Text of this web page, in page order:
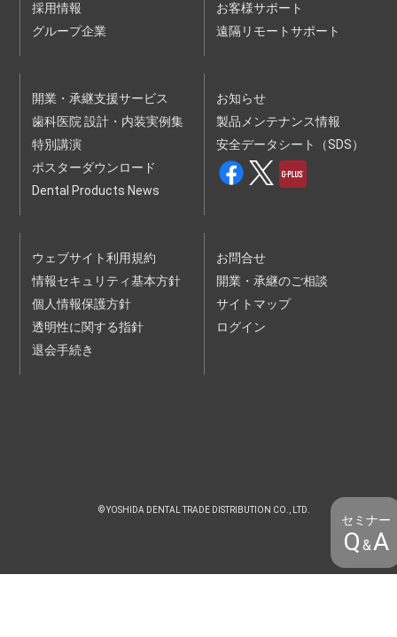
３ 第１項の受講登録に際し、当社はお客様に確認のため連絡
４ 当社は、お客様の申込順に受講登録を行いますが、お客様
ウェブサイトに掲載されます。
６ 当社は、以下の各号のいずれかに該当する申込について
は、承諾をしないことがあります。
（２）過去に本規約の違反等を理由として本サービスの提供停
止、本セミナー等利用契約の解除等の処分を受けている場合
（３）暴力団、暴力団員、暴力団関係企業、総会屋、社会運動
標ぼうゴロ、政治運動標ぼうゴロ、特殊知能暴力集団、その
（４）未成年者、被後見人、被保佐人または被補助人であっ
（５）その他、当社が合理的な根拠により不適当と判断した場
合
第３条（受講条件等）
１ 本サービスは、申込をされた本人以外は受講できません。
２ 受講には、受講者１人１台のデバイス（機器）が必要で
す。
ーター、利用環境、通信機器、通信回線その他設備を保持
（１）法令もしくは本規約に違反する行為
（２）講演会・セミナー受講のためのID、URL等を不正に使用
（３）当社または第三者の財産、権利、利益、名誉、信用等を
（４）当社のシステムに無権限でアクセスするまたは過度な負
採用情報
グループ企業
お客様サポート
遠隔リモートサポート
開業・承継支援サービス
歯科医院 設計・内装実例集
特別講演
ポスターダウンロード
Dental Products News
お知らせ
製品メンテナンス情報
安全データシート（SDS）
ウェブサイト利用規約
情報セキュリティ基本方針
個人情報保護方針
透明性に関する指針
退会手続き
お問合せ
開業・承継のご相談
サイトマップ
ログイン
© YOSHIDA DENTAL TRADE DISTRIBUTION CO., LTD.
セミナー
Q &A